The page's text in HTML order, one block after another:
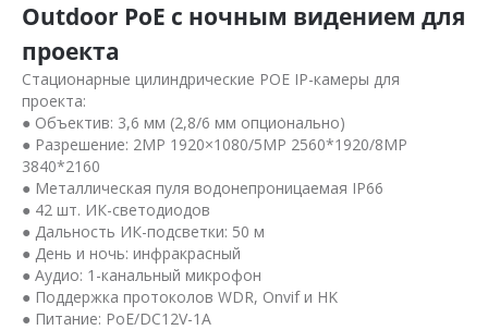
Outdoor PoE с ночным видением для
проекта
Стационарные цилиндрические POE IP-камеры для
проекта:
● Объектив: 3,6 мм (2,8/6 мм опционально)
● Разрешение: 2MP 1920×1080/5MP 2560*1920/8MP
3840*2160
● Металлическая пуля водонепроницаемая IP66
● 42 шт. ИК-светодиодов
● Дальность ИК-подсветки: 50 м
● День и ночь: инфракрасный
● Аудио: 1-канальный микрофон
● Поддержка протоколов WDR, Onvif и HK
● Питание: PoE/DC12V-1A